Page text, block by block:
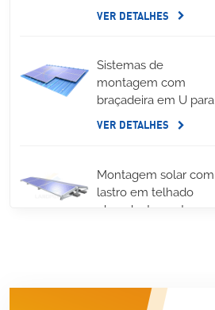
VER DETALHES
Sistemas de
montagem com
braçadeira em U para
telhado de metal com
VER DETALHES
Montagem solar com
lastro em telhado
plano leste oeste
montagem LongRail